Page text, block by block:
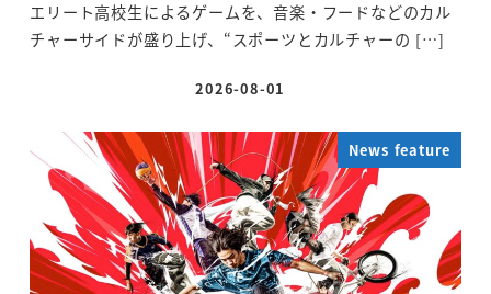
エリート高校生によるゲームを、音楽・フードなどのカル
チャーサイドが盛り上げ、“スポーツとカルチャーの […]
投稿日
2026-08-01
News feature